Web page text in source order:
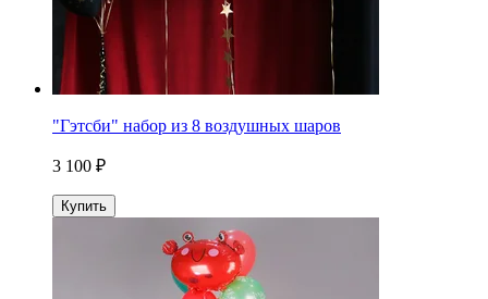
"Гэтсби" набор из 8 воздушных шаров
3 100 ₽
Купить